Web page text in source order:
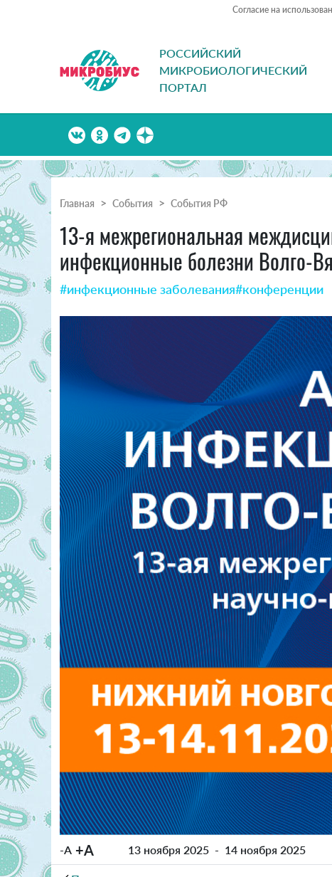
Согласие на
РОССИЙСКИЙ
МИКРОБИОЛОГИЧЕСКИЙ
ПОРТАЛ
Главная События События РФ
13-я межрегиональная
инфекционные болезни Волго-
#инфекционные заболевания#конференции
-A +A 13 ноября 2025 - 14 ноября 2025